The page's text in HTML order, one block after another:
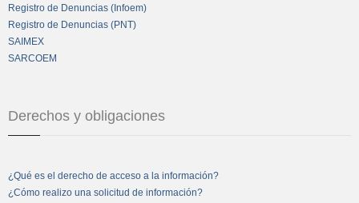
Registro de Denuncias (Infoem)
Registro de Denuncias (PNT)
SAIMEX
SARCOEM
Derechos y obligaciones
¿Qué es el derecho de acceso a la información?
¿Cómo realizo una solicitud de información?